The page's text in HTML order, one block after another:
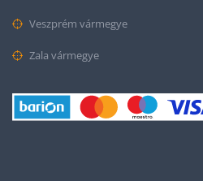
Veszprém vármegye
Zala vármegye